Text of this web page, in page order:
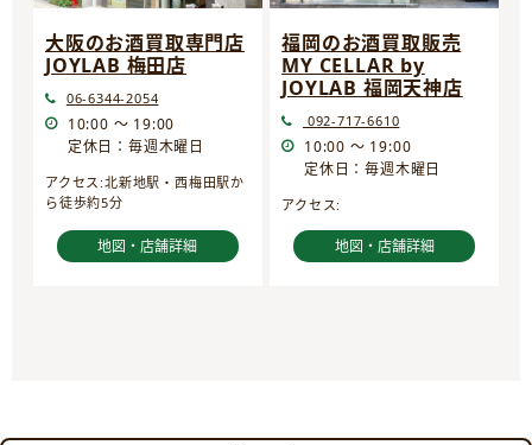
大阪のお酒買取専門店
JOYLAB 梅田店
06-6344-2054
10:00 ～ 19:00
定休日：毎週木曜日
アクセス:北新地駅・西梅田駅か
ら徒歩約5分
地図・店舗詳細
福岡のお酒買取販売
MY CELLAR by
JOYLAB 福岡天神店
092-717-6610
10:00 ～ 19:00
定休日：毎週木曜日
アクセス:
地図・店舗詳細